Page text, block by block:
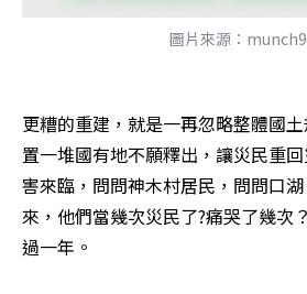
圖片來源：
更糟的重建，就是一再忽略整體國
置一堆國有地不願釋出，讓災民重
害來臨，問問神木村居民，問問口
來，他們當幾次災民了?痛哭了幾次
過一年。